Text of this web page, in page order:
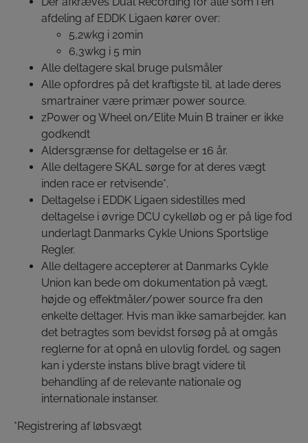
afdeling af EDDK Ligaen kører over:
5,2wkg i 20min
6,3wkg i 5 min
Alle deltagere skal bruge pulsmåler
Alle opfordres på det kraftigste til, at lade deres
smartrainer være primær power source.
zPower og Wheel on/Elite Muin B trainer er ikke
godkendt
Aldersgrænse for deltagelse er 16 år.
Alle deltagere SKAL sørge for at deres vægt
inden race er retvisende*.
Deltagelse i EDDK Ligaen sidestilles med
deltagelse i øvrige DCU cykelløb og er på lige fod
underlagt Danmarks Cykle Unions Sportslige
Regler.
Alle deltagere accepterer at Danmarks Cykle
Union kan bede om dokumentation på vægt,
højde og effektmåler/power source fra den
enkelte deltager. Hvis man ikke samarbejder, kan
det betragtes som bevidst forsøg på at omgås
reglerne for at opnå en ulovlig fordel, og sagen
kan i yderste instans blive bragt videre til
behandling af de relevante nationale og
internationale instanser.
*Registrering af løbsvægt